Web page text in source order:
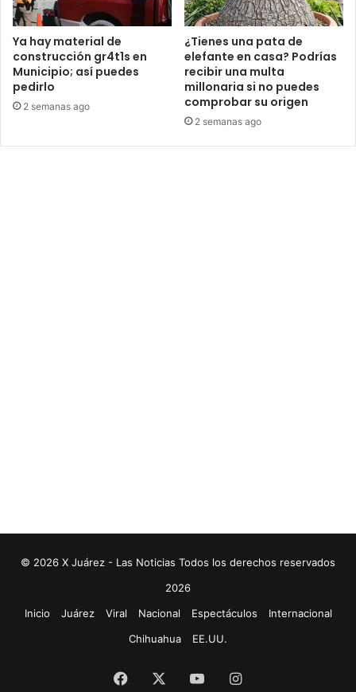
Ya hay material de
construcción gr4t1s en
Municipio; así puedes
pedirlo
2 semanas ago
¿Tienes una pata de
elefante en casa? Podrías
recibir una multa
millonaria si no puedes
comprobar su origen
2 semanas ago
© 2026 X Juárez - Las Noticias Todos los derechos reservados
2026
Inicio
Juárez Viral Nacional Espectáculos
Internacional
Chihuahua
EE.UU.
Facebook YouTubeInstagram